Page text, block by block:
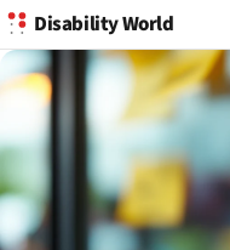
Disability World